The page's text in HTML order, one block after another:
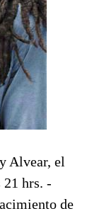
Alvear, el
hrs. -
de